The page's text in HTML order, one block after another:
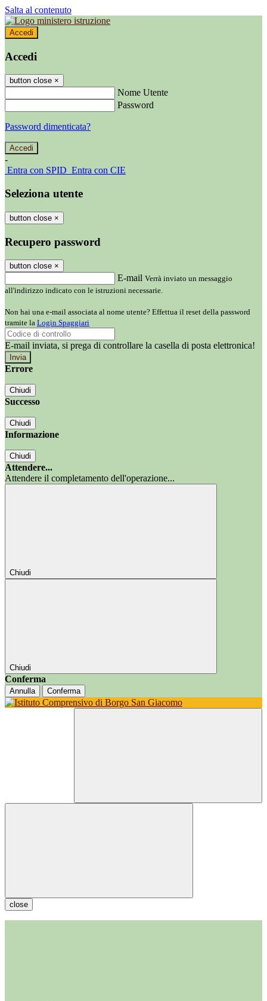
Salta al contenuto
Accedi
Accedi
button close ×
Nome Utente
Password
Password dimenticata?
-
Entra con SPID Entra con CIE
Seleziona utente
button close ×
Recupero password
button close ×
E-mail Verrà inviato un messaggio
all'indirizzo indicato con le istruzioni necessarie.
Non hai una e-mail associata al nome utente? Effettua il reset della password
tramite la Login Spaggiari
E-mail inviata, si prega di controllare la casella di posta elettronica!
Errore
Chiudi
Successo
Chiudi
Informazione
Chiudi
Attendere...
Attendere il completamento dell'operazione...
Chiudi
Chiudi
Conferma
Annulla Conferma
close